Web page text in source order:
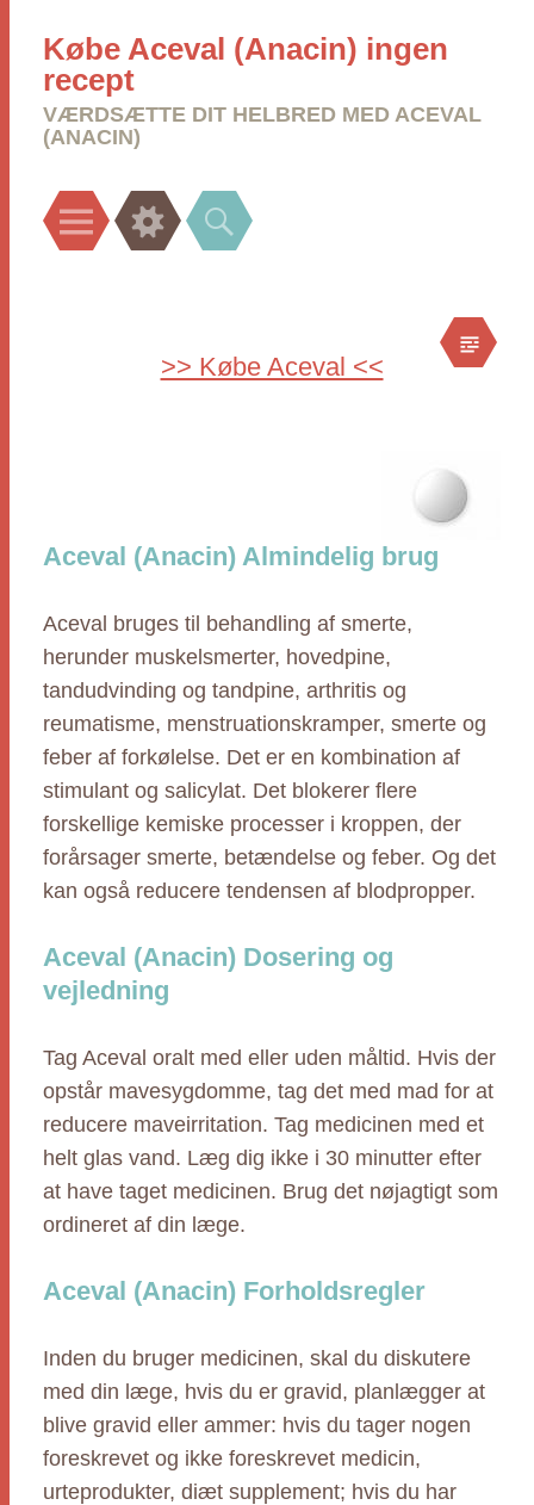
Købe Aceval (Anacin) ingen
recept
VÆRDSÆTTE DIT HELBRED MED ACEVAL
(ANACIN)
Menu Widgets Search
>> Købe Aceval <<
Aceval (Anacin) Almindelig brug
Aceval bruges til behandling af smerte,
herunder muskelsmerter, hovedpine,
tandudvinding og tandpine, arthritis og
reumatisme, menstruationskramper, smerte og
feber af forkølelse. Det er en kombination af
stimulant og salicylat. Det blokerer flere
forskellige kemiske processer i kroppen, der
forårsager smerte, betændelse og feber. Og det
kan også reducere tendensen af blodpropper.
Aceval (Anacin) Dosering og
vejledning
Tag Aceval oralt med eller uden måltid. Hvis der
opstår mavesygdomme, tag det med mad for at
reducere maveirritation. Tag medicinen med et
helt glas vand. Læg dig ikke i 30 minutter efter
at have taget medicinen. Brug det nøjagtigt som
ordineret af din læge.
Aceval (Anacin) Forholdsregler
Inden du bruger medicinen, skal du diskutere
med din læge, hvis du er gravid, planlægger at
blive gravid eller ammer: hvis du tager nogen
foreskrevet og ikke foreskrevet medicin,
urteprodukter, diæt supplement; hvis du har